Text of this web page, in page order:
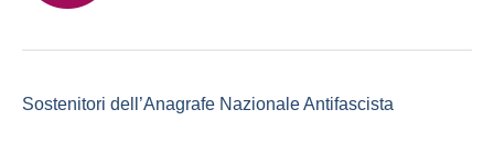
Sostenitori dell’Anagrafe Nazionale Antifascista